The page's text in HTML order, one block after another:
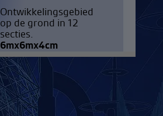
Ontwikkelingsgebied
op de grond in 12
secties.
6mx6mx4cm